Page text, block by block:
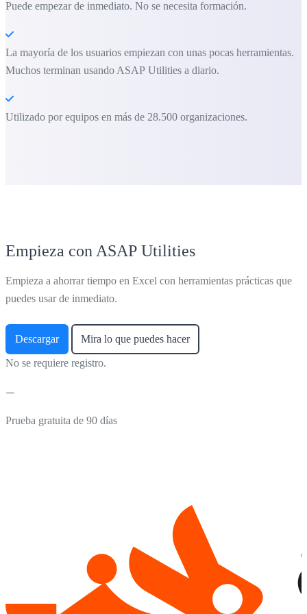
Puede empezar de inmediato. No se necesita formación.
La mayoría de los usuarios empiezan con unas pocas herramientas.
Muchos terminan usando ASAP Utilities a diario.
Utilizado por equipos en más de 28.500 organizaciones.
Empieza con ASAP Utilities
Empieza a ahorrar tiempo en Excel con herramientas prácticas que
puedes usar de inmediato.
Descargar Mira lo que puedes hacer
No se requiere registro.
Prueba gratuita de 90 días